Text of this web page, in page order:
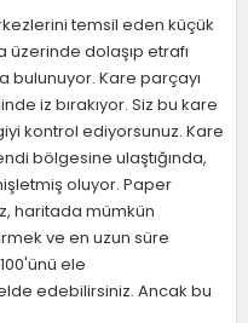
temsil eden küçük
dolaşıp etrafı
bulunuyor. Kare parçayı
iz bırakıyor. Siz bu kare
kontrol ediyorsunuz. Kare
bölgesine ulaştığında,
oluyor. Paper
haritada mümkün
ve en uzun süre
ele
edebilirsiniz. Ancak bu